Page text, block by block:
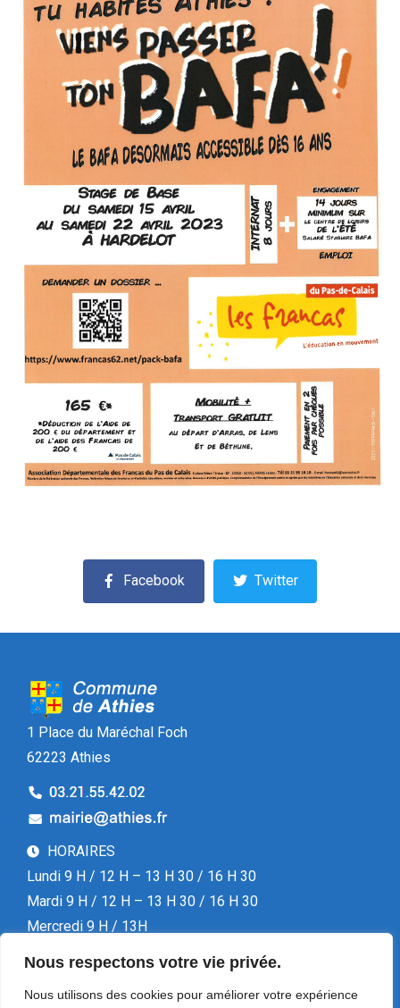
Nous respectons votre vie privée.
Nous utilisons des cookies pour améliorer votre expérience
Facebook Twitter
1 Place du Maréchal Foch
62223 Athies
HORAIRES
Lundi 9 H / 12 H – 13 H 30 / 16 H 30
Mardi 9 H / 12 H – 13 H 30 / 16 H 30
Mercredi 9 H / 13H
Vendredi 13 H 30 / 16 H 30